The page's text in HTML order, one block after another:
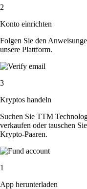
2
Konto einrichten
Folgen Sie den
unsere Plattform.
3
Kryptos handeln
Suchen Sie TTM
verkaufen oder tauschen
Krypto-Paaren.
1
App herunterladen